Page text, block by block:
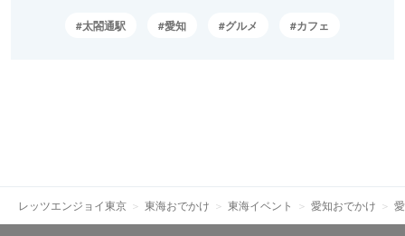
太閤通駅 愛知 グルメ カフェ
レッツエンジョイ東京 東海おでかけ 東海イベント 愛知おでかけ